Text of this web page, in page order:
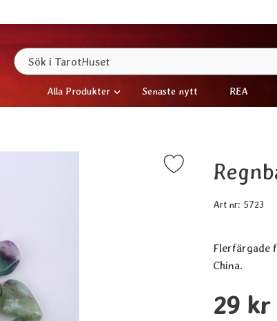
Sök
Alla Produkter Senaste nytt REA
Markera regnbågsfluorit - Rainbow Fluorite som
Art nr: 5723
Flerfärgade
China.
pris
29 kr